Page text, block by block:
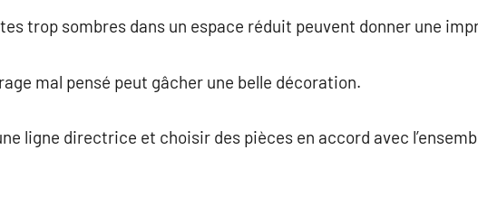
trop sombres dans un espace réduit peuvent donner une
mal pensé peut gâcher une belle décoration.
ligne directrice et choisir des pièces en accord avec